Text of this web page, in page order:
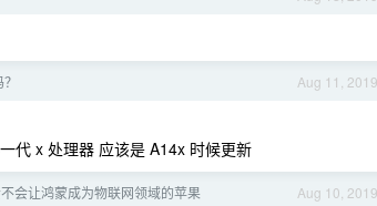
Aug 11, 2019
代 x 处理器 应该是 A14x 时候更新
Aug 10, 2019
会让鸿蒙成为物联网领域的苹果